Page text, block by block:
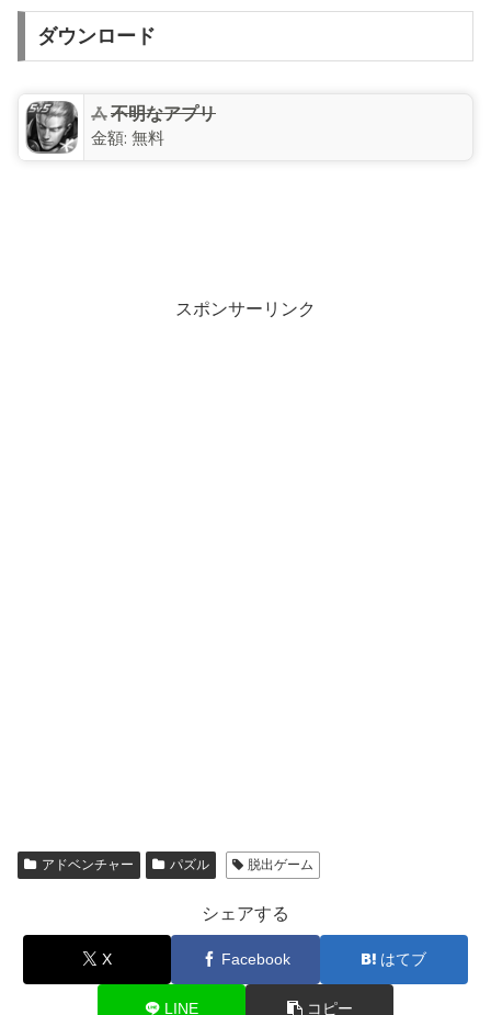
ダウンロード
不明なアプリ
金額: 無料
スポンサーリンク
アドベンチャー パズル 脱出ゲーム
シェアする
X Facebook はてブ
LINE コピー